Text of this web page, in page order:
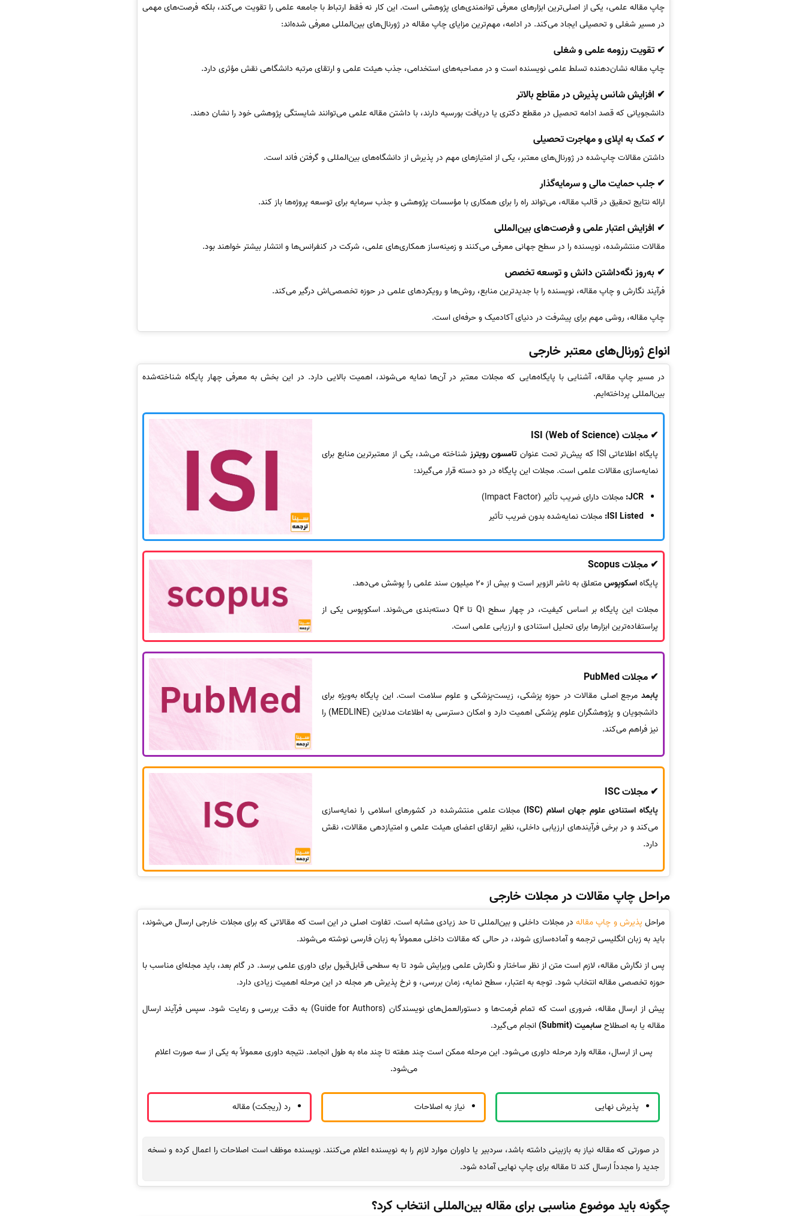
چاپ مقاله علمی، یکی از اصلی‌ترین ابزارهای معرفی توانمندی‌های پژوهشی است. این کار نه فقط ارتباط با جامعه علمی را تقویت می‌کند، بلکه فرصت‌های مهمی
در مسیر شغلی و تحصیلی ایجاد می‌کند. در ادامه، مهم‌ترین مزایای چاپ مقاله در ژورنال‌های بین‌المللی معرفی شده‌اند:
✔ تقویت رزومه علمی و شغلی
چاپ مقاله نشان‌دهنده تسلط علمی نویسنده است و در مصاحبه‌های استخدامی، جذب هیئت علمی و ارتقای مرتبه دانشگاهی نقش مؤثری دارد.
✔ افزایش شانس پذیرش در مقاطع بالاتر
دانشجویانی که قصد ادامه تحصیل در مقطع دکتری یا دریافت بورسیه دارند، با داشتن مقاله علمی می‌توانند شایستگی پژوهشی خود را نشان دهند.
✔ کمک به اپلای و مهاجرت تحصیلی
داشتن مقالات چاپ‌شده در ژورنال‌های معتبر، یکی از امتیازهای مهم در پذیرش از دانشگاه‌های بین‌المللی و گرفتن فاند است.
✔ جلب حمایت مالی و سرمایه‌گذار
ارائه نتایج تحقیق در قالب مقاله، می‌تواند راه را برای همکاری با مؤسسات پژوهشی و جذب سرمایه برای توسعه پروژه‌ها باز کند.
✔ افزایش اعتبار علمی و فرصت‌های بین‌المللی
مقالات منتشرشده، نویسنده را در سطح جهانی معرفی می‌کنند و زمینه‌ساز همکاری‌های علمی، شرکت در کنفرانس‌ها و انتشار بیشتر خواهند بود.
✔ به‌روز نگه‌داشتن دانش و توسعه تخصص
فرآیند نگارش و چاپ مقاله، نویسنده را با جدیدترین منابع، روش‌ها و رویکردهای علمی در حوزه تخصصی‌اش درگیر می‌کند.
چاپ مقاله، روشی مهم برای پیشرفت در دنیای آکادمیک و حرفه‌ای است.
انواع ژورنال‌های معتبر خارجی
در مسیر چاپ مقاله، آشنایی با پایگاه‌هایی که مجلات معتبر در آن‌ها نمایه می‌شوند، اهمیت بالایی دارد. در این بخش به معرفی چهار پایگاه شناخته‌شده
بین‌المللی پرداخته‌ایم.
✔ مجلات ISI (Web of Science)
پایگاه اطلاعاتی ISI که پیش‌تر تحت عنوان تامسون رویترزشناخته می‌شد، یکی از معتبرترین منابع برای
نمایه‌سازی مقالات علمی است. مجلات این پایگاه در دو دسته قرار می‌گیرند:
JCR: مجلات دارای ضریب تأثیر (Impact Factor)
ISI Listed: مجلات نمایه‌شده بدون ضریب تأثیر
✔ مجلات Scopus
پایگاهاسکوپوسمتعلق به ناشر الزویر است و بیش از 20 میلیون سند علمی را پوشش می‌دهد.
مجلات این پایگاه بر اساس کیفیت، در چهار سطح Q1 تا Q4 دسته‌بندی می‌شوند. اسکوپوس یکی از
پراستفاده‌ترین ابزارها برای تحلیل استنادی و ارزیابی علمی است.
✔ مجلات PubMed
پابمد مرجع اصلی مقالات در حوزه پزشکی، زیست‌پزشکی و علوم سلامت است. این پایگاه به‌ویژه برای
دانشجویان و پژوهشگران علوم پزشکی اهمیت دارد و امکان دسترسی به اطلاعات مدلاین (MEDLINE) را
نیز فراهم می‌کند.
✔ مجلات ISC
پایگاه استنادی علوم جهان اسلام (ISC)
مجلات علمی منتشرشده در کشورهای اسلامی را نمایه‌سازی
می‌کند و در برخی فرآیندهای ارزیابی داخلی، نظیر ارتقای اعضای هیئت علمی و امتیازدهی مقالات، نقش
دارد.
مراحل چاپ مقالات در مجلات خارجی
مراحل پذیرش و چاپ مقالهدر مجلات داخلی و بین‌المللی تا حد زیادی مشابه است. تفاوت اصلی در این است که مقالاتی که برای مجلات خارجی ارسال می‌شوند،
باید به زبان انگلیسی ترجمه و آماده‌سازی شوند، در حالی‌ که مقالات داخلی معمولاً به زبان فارسی نوشته می‌شوند.
پس از نگارش مقاله، لازم است متن از نظر ساختار و نگارش علمی ویرایش شود تا به سطحی قابل‌قبول برای داوری علمی برسد. در گام بعد، باید مجله‌ای مناسب با
حوزه تخصصی مقاله انتخاب شود. توجه به اعتبار، سطح نمایه، زمان بررسی، و نرخ پذیرش هر مجله در این مرحله اهمیت زیادی دارد.
پیش از ارسال مقاله، ضروری است که تمام فرمت‌ها و دستورالعمل‌های نویسندگان (Guide for Authors) به‌ دقت بررسی و رعایت شود. سپس فرآیند ارسال
مقاله یا به اصطلاحسابمیت (Submit)
انجام می‌گیرد.
پس از ارسال، مقاله وارد مرحله داوری می‌شود. این مرحله ممکن است چند هفته تا چند ماه به طول انجامد. نتیجه داوری معمولاً به یکی از سه صورت اعلام
می‌شود.
پذیرش نهایی نیاز به اصلاحات رد (ریجکت) مقاله
در صورتی‌ که مقاله نیاز به بازبینی داشته باشد، سردبیر یا داوران موارد لازم را به نویسنده اعلام می‌کنند. نویسنده موظف است اصلاحات را اعمال کرده و نسخه
جدید را مجدداً ارسال کند تا مقاله برای چاپ نهایی آماده شود.
چگونه باید موضوع مناسبی برای مقاله بین‌المللی انتخاب کرد؟